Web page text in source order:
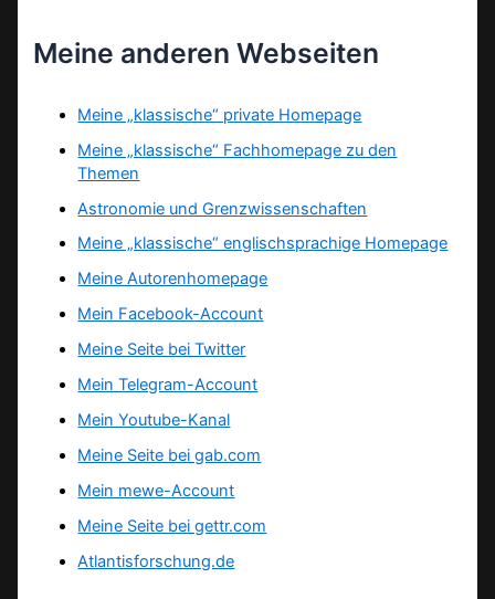
Meine anderen Webseiten
Meine „klassische“ private Homepage
Meine „klassische“ Fachhomepage zu den
Themen
Astronomie und Grenzwissenschaften
Meine „klassische“ englischsprachige Homepage
Meine Autorenhomepage
Mein Facebook-Account
Meine Seite bei Twitter
Mein Telegram-Account
Mein Youtube-Kanal
Meine Seite bei gab.com
Mein mewe-Account
Meine Seite bei gettr.com
Atlantisforschung.de